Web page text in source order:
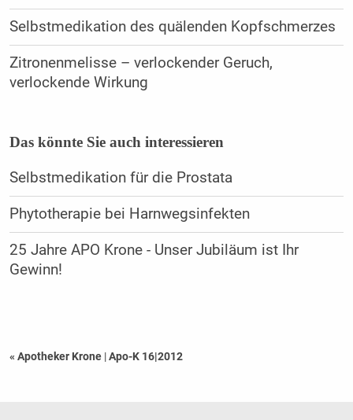
Selbstmedikation des quälenden Kopfschmerzes
Zitronenmelisse – verlockender Geruch,
verlockende Wirkung
Das könnte Sie auch interessieren
Selbstmedikation für die Prostata
Phytotherapie bei Harnwegsinfekten
25 Jahre APO Krone - Unser Jubiläum ist Ihr
Gewinn!
« Apotheker Krone |Apo-K 16|2012